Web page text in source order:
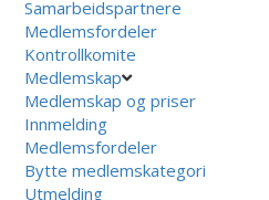
Samarbeidspartnere
Medlemsfordeler
Kontrollkomite
Medlemskap
Medlemskap og priser
Innmelding
Medlemsfordeler
Bytte medlemskategori
Utmelding